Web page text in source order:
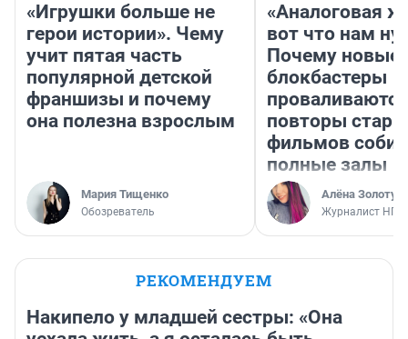
«Игрушки больше не
герои истории». Чему
учит пятая часть
популярной детской
франшизы и почему
она полезна взрослым
Мария Тищенко
Обозреватель
«Аналоговая
вот что нам
Почему новые
блокбастеры
повторы
фильмов
полные залы
Алёна
Журналист НГС
РЕКОМЕНДУЕМ
Накипело у младшей сестры: «Она